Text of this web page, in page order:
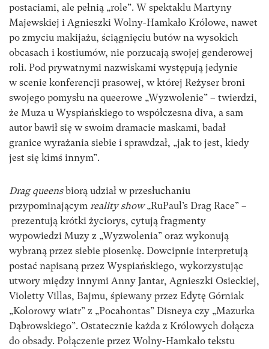
postaciami, ale pełnią „role”. W spektaklu Martyny
Majewskiej i Agnieszki Wolny-Hamkało Królowe, nawet
po zmyciu makijażu, ściągnięciu butów na wysokich
obcasach i kostiumów, nie porzucają swojej genderowej
roli. Pod prywatnymi nazwiskami występują jedynie
w scenie konferencji prasowej, w której Reżyser broni
swojego pomysłu na queerowe „Wyzwolenie” – twierdzi,
że Muza u Wyspiańskiego to współczesna diva, a sam
autor bawił się w swoim dramacie maskami, badał
granice wyrażania siebie i sprawdzał, „jak to jest, kiedy
jest się kimś innym”.
Drag queensbiorą udział w przesłuchaniu
przypominającym reality show„RuPaul’s Drag Race” –
prezentują krótki życiorys, cytują fragmenty
wypowiedzi Muzy z „Wyzwolenia” oraz wykonują
wybraną przez siebie piosenkę. Dowcipnie interpretują
postać napisaną przez Wyspiańskiego, wykorzystując
utwory między innymi Anny Jantar, Agnieszki Osieckiej,
Violetty Villas, Bajmu, śpiewany przez Edytę Górniak
„Kolorowy wiatr” z „Pocahontas” Disneya czy „Mazurka
Dąbrowskiego”. Ostatecznie każda z Królowych dołącza
do obsady. Połączenie przez Wolny-Hamkało tekstu